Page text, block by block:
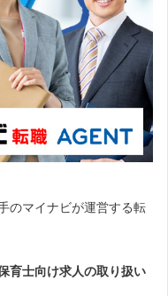
のマイナビが運営する転
育士向け求人の取り扱い